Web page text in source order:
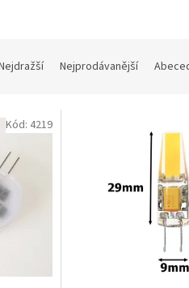
Nejprodávanější
Kód: 4219